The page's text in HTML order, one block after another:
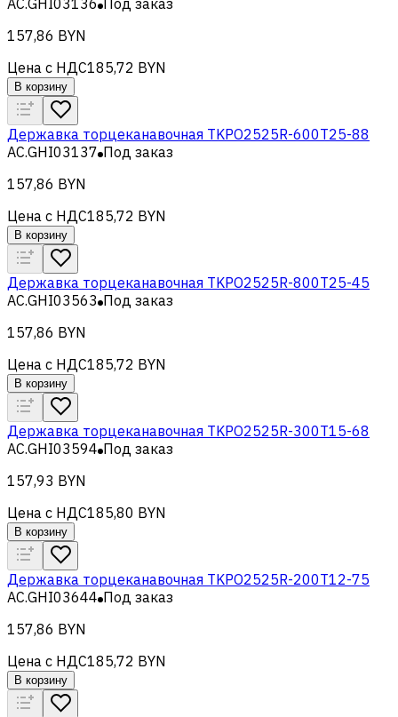
157,86 BYN
Цена с НДС185,72 BYN
В корзину
Державка торцеканавочная TKPO2525R-600T25-88
AC.GHI03137 Под заказ
157,86 BYN
Цена с НДС185,72 BYN
В корзину
Державка торцеканавочная TKPO2525R-800T25-45
AC.GHI03563 Под заказ
157,86 BYN
Цена с НДС185,72 BYN
В корзину
Державка торцеканавочная TKPO2525R-300T15-68
AC.GHI03594 Под заказ
157,93 BYN
Цена с НДС185,80 BYN
В корзину
Державка торцеканавочная TKPO2525R-200T12-75
AC.GHI03644 Под заказ
157,86 BYN
Цена с НДС185,72 BYN
В корзину